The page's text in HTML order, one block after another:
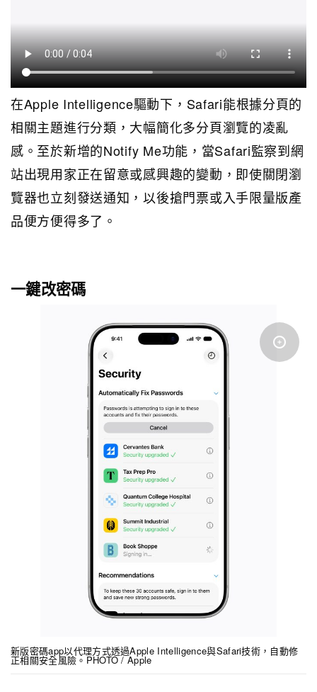
在Apple Intelligence驅動下，Safari能根據分頁的
相關主題進行分類，大幅簡化多分頁瀏覽的凌亂
感。至於新增的Notify Me功能，當Safari監察到網
站出現用家正在留意或感興趣的變動，即使關閉瀏
覽器也立刻發送通知，以後搶門票或入手限量版產
品便方便得多了。
一鍵改密碼
新版密碼app以代理方式透過Apple Intelligence與Safari技術，自動修
正相關安全風險。PHOTO / Apple